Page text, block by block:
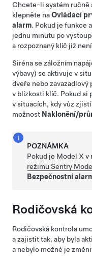
Chcete-li systém ručně
klepněte naOvládací
alarm. Pokud je funkce
jednu minutu po
a rozpoznaný klíč již
Siréna se záložním
výbavy) se aktivuje v
dveře nebo zavazadlový
v blízkosti klíč. Pokud si
v situacích, kdy vůz
možnost Naklonění/
POZNÁMKA
Pokud je Model X v
režimu Sentry
Bezpečnostní
Rodičovská
Rodičovská kontrola
a zajistit tak, aby byla
a nebylo možné je